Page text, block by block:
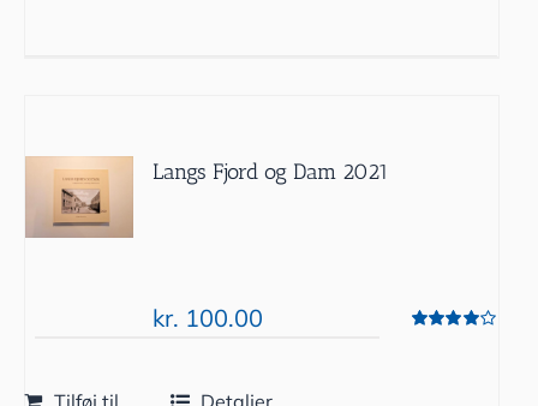
Langs Fjord og Dam 2021
kr. 100.00
Tilføj til
Detaljer